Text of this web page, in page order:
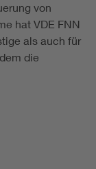
von
hat VDE FNN
als auch für
die